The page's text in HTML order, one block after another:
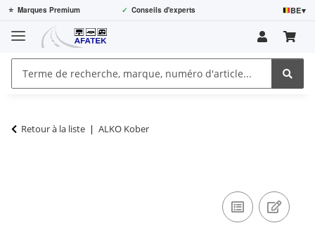
⭐ Marques Premium ✓ Conseils d'experts BE▾
Retour à la liste ALKO Kober